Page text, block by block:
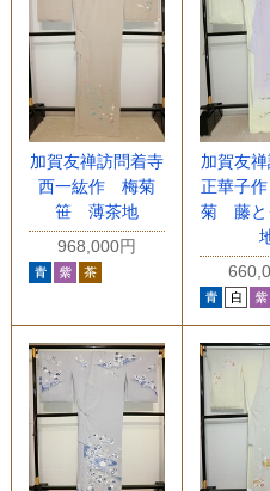
加賀友禅訪問着寺
西一紘作 梅菊
笹 薄茶地
968,000円
加賀友
正華子
菊 藤と